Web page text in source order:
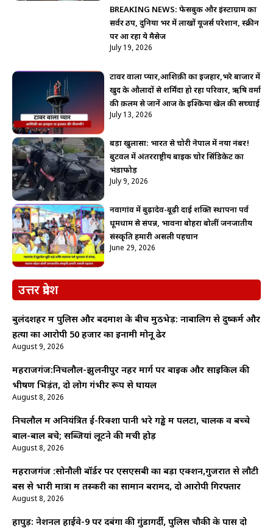
BREAKING NEWS: फेसबुक और इंस्टाग्राम का
सर्वर ठप, दुनिया भर में लाखों यूजर्स परेशान, स्क्रीन
पर आ रहा ये मैसेज
July 19, 2026
टावर वाला प्यार,आशिक़ी का इजहार,भरे बाजार में
खुद के औलादों से शर्मिंदा हो रहा परिवार, ऋषि वर्मा
की क़लम से जानें आज के इश्किया खेल की सच्चाई
July 13, 2026
बड़ा खुलासा: भारत से चोरी नेपाल में नया नंबर!
बुटवल में अंतरराष्ट्रीय बाइक चोर सिंडिकेट का
भंडाफोड़
July 9, 2026
नवागांव में बुढ़ादेव-बूढ़ी दाई शक्ति स्थापना पर्व
धूमधाम से संपन्न, भावना बोहरा बोलीं जनजातीय
संस्कृति हमारी असली पहचान
June 29, 2026
उत्तर प्रदेश
बुलंदशहर में पुलिस और बदमाश के बीच मुठभेड़: नाबालिग से दुष्कर्म और
हत्या का आरोपी 50 हजार का इनामी मोनू ढेर
August 9, 2026
महराजगंज:निचलौल-झुलनीपुर नहर मार्ग पर बाइक और साइकिल की
भीषण भिड़ंत, दो लोग गंभीर रूप से घायल
August 8, 2026
निचलौल में अनियंत्रित ई-रिक्शा पानी भरे गड्ढे में पलटा, चालक व बच्चे
बाल-बाल बचे; सब्जियां लूटने की मची होड़
August 8, 2026
महराजगंज :सोनौली बॉर्डर पर एसएसबी का बड़ा एक्शन,गुजरात से लौटी
बस से भारी मात्रा में तस्करी का सामान बरामद, दो आरोपी गिरफ्तार
August 8, 2026
हापुड़: नेशनल हाईवे-9 पर दबंगों की गुंडागर्दी, पुलिस चौकी के पास दो